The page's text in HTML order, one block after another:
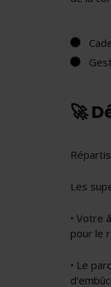
🚀
Les
• Votre
pour le
• Le